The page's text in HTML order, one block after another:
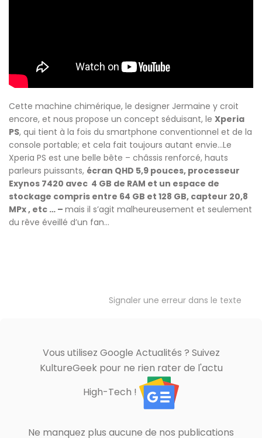
Cette machine chimérique, le designer Jermaine y croit
encore, et nous propose un concept séduisant, le Xperia
PS, qui tient à la fois du smartphone conventionnel et de la
console portable; et cela fait toujours autant envie…Le
Xperia PS est une belle bête – châssis renforcé, hauts
parleurs puissants, écran QHD 5,9 pouces, processeur
Exynos 7420 avec 4 GB de RAM et un espace de
stockage compris entre 64 GB et 128 GB, capteur 20,8
MPx , etc … – mais il s’agit malheureusement et seulement
du rêve éveillé d’un fan…
Signaler une erreur dans le texte
Vous utilisez Google Actualités ? Suivez
KultureGeek pour ne rien rater de l'actu
High-Tech !
Ne manquez plus aucune de nos publications